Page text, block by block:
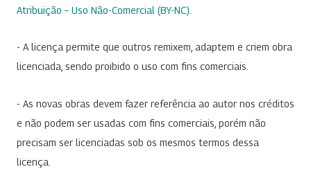
Atribuição – Uso Não-Comercial (BY-NC)
- A licença permite que outros remixem, adaptem e criem obra
licenciada, sendo proibido o uso com fins comerciais.
- As novas obras devem fazer referência ao autor nos créditos
e não podem ser usadas com fins comerciais, porém não
precisam ser licenciadas sob os mesmos termos dessa
licença.